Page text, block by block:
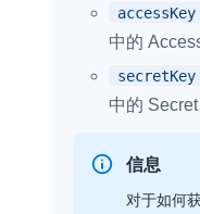
开通和管理声网各项
低代码应用平台
灵动会议 NEW
accessKey
中的
secretKey
中的
信息
对于如何